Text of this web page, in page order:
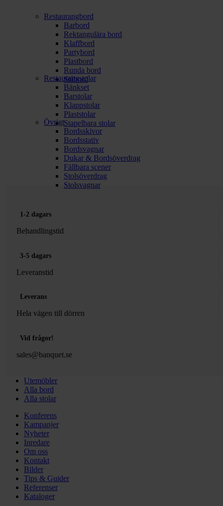
Restaurangbord
Barbord
Rektangulära bord
Klaffbord
Partybord
Plastbord
Runda bord
Ståbord
Restaurangstolar
Bänkset
Barstolar
Klappstolar
Plaststolar
Stapelbara stolar
Övrigt
Bordsskivor
Bordsstativ
Bordsvagnar
Dukar & Bordsöverdrag
Fällbara scener
Stolsöverdrag
Stolsvagnar
1-2 dagars
Behandlingstid
3-5 dagars
Leveranstid
Leverans
Hela vägen till dörren
Vid frågor!
sales@banquet.se
Utemöbler
Alla bord
Alla stolar
Konferens
Kampanjer
Nyheter
Inredare
Om oss
Kontakt
Bilder
Tips & Guider
Referenser
Kataloger